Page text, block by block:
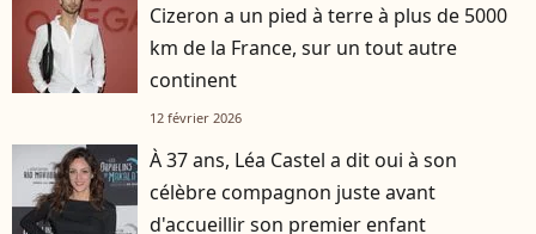
Cizeron a un pied à terre à plus de 5000
km de la France, sur un tout autre
continent
12 février 2026
À 37 ans, Léa Castel a dit oui à son
célèbre compagnon juste avant
d'accueillir son premier enfant